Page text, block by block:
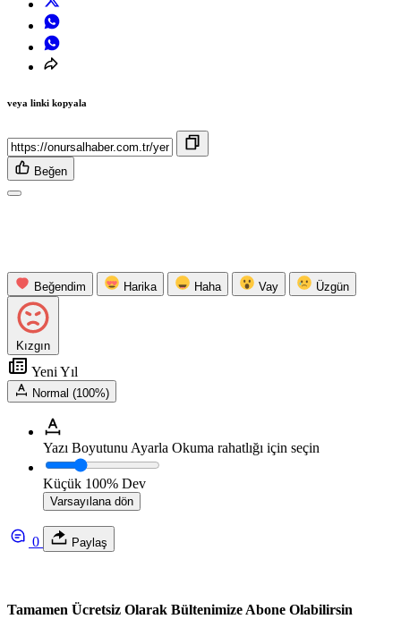
veya linki kopyala
Beğen
Beğendim Harika Haha Vay Üzgün
Kızgın
Yeni Yıl
Normal (100%)
Yazı Boyutunu Ayarla Okuma rahatlığı için seçin
Küçük 100% Dev
Varsayılana dön
0 Paylaş
Tamamen Ücretsiz Olarak Bültenimize Abone Olabilirsin